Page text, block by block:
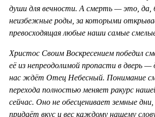
души для вечности. А смерть — это, да,
неизбежные роды, за которыми
превосходящая любые наши самые
Христос Своим Воскресением победил
её из непреодолимой пропасти в дверь —
нас ждёт Отец Небесный. Понимание
перехода полностью меняет ракурс
сейчас. Оно не обесценивает земные
придаёт вкус и вес каждому нашему